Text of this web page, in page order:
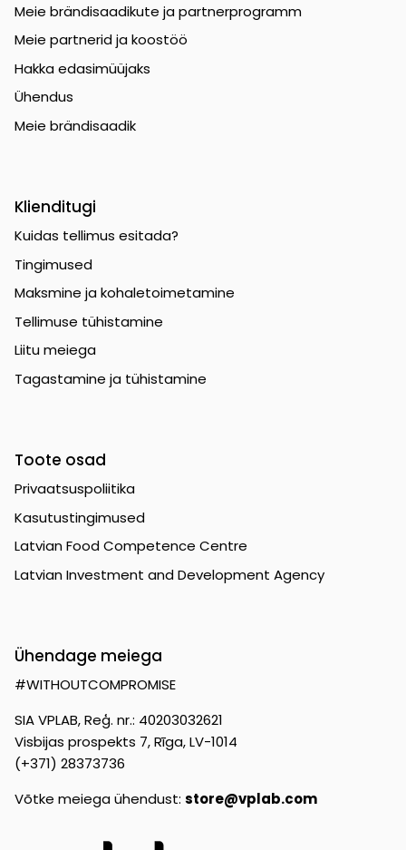
Meie brändisaadikute ja partnerprogramm
Meie partnerid ja koostöö
Hakka edasimüüjaks
Ühendus
Meie brändisaadik
Klienditugi
Kuidas tellimus esitada?
Tingimused
Maksmine ja kohaletoimetamine
Tellimuse tühistamine
Liitu meiega
Tagastamine ja tühistamine
Toote osad
Privaatsuspoliitika
Kasutustingimused
Latvian Food Competence Centre
Latvian Investment and Development Agency
Ühendage meiega
#WITHOUTCOMPROMISE
SIA VPLAB, Reģ. nr.: 40203032621
Visbijas prospekts 7, Rīga, LV-1014
(+371) 28373736
Võtke meiega ühendust: store@vplab.com